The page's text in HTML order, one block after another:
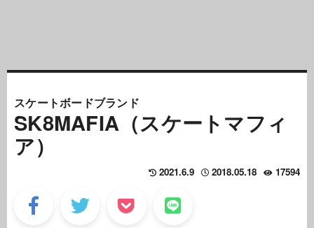
スケートボードブランド
SK8MAFIA（スケートマフィ
ア）
17594
2018.05.18
2021.6.9